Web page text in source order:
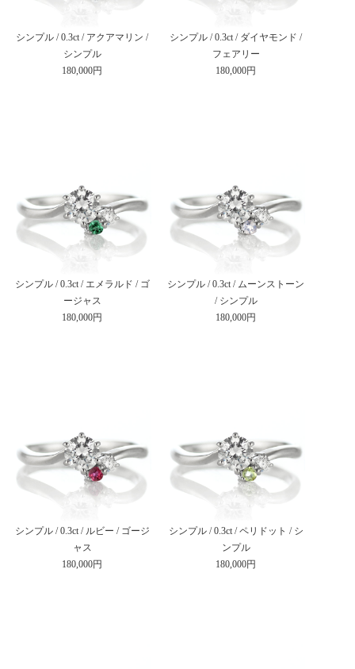
シンプル / 0.3ct / アクアマリン /
シンプル
180,000円
シンプル / 0.3ct / ダイヤモンド /
フェアリー
180,000円
シンプル / 0.3ct / エメラルド / ゴ
ージャス
180,000円
シンプル / 0.3ct / ムーンストーン
/ シンプル
180,000円
シンプル / 0.3ct / ルビー / ゴージ
ャス
180,000円
シンプル / 0.3ct / ペリドット / シ
ンプル
180,000円